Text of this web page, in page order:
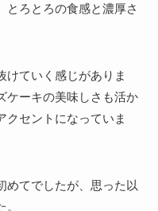
とろとろの食感と濃厚さ
けていく感じがありま
ケーキの美味しさも活か
クセントになっていま
めてでしたが、思った以